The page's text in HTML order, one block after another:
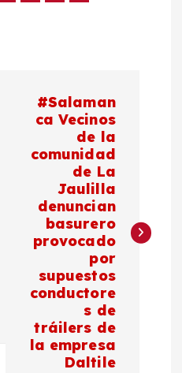
#Salaman
ca Vecinos
de la
comunidad
de La
Jaulilla
denuncian
basurero
provocado
por
supuestos
conductore
s de
tráilers de
la empresa
Daltile